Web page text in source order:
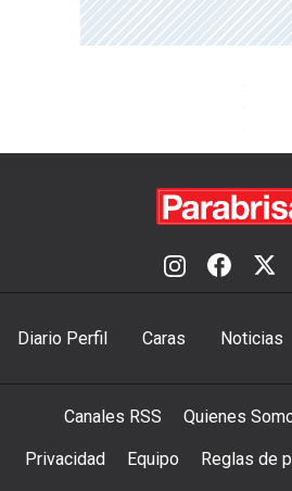
Diario Perfil Caras Noticias
Canales RSS Quienes
Privacidad Equipo Reglas de